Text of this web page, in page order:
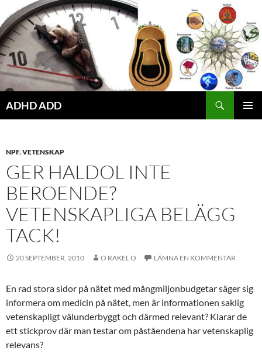
Hoppa
till
innehåll
ADHD ADD
NPF,VETENSKAP
GER HALDOL INTE
BEROENDE?
VETENSKAPLIGA BELÄGG
TACK!
20 SEPTEMBER, 2010 O RAKEL O LÄMNA EN KOMMENTAR
En rad stora sidor på nätet med mångmiljonbudgetar säger sig
informera om medicin på nätet, men är informationen saklig
vetenskapligt välunderbyggt och därmed relevant? Klarar de
ett stickprov där man testar om påståendena har vetenskaplig
relevans?